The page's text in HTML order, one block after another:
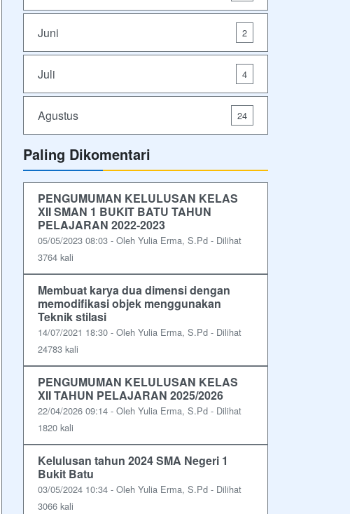
Juni 2
Juli 4
Agustus 24
Paling Dikomentari
PENGUMUMAN KELULUSAN KELAS
XII SMAN 1 BUKIT BATU TAHUN
PELAJARAN 2022-2023
05/05/2023 08:03 - Oleh Yulia Erma, S.Pd - Dilihat
3764 kali
Membuat karya dua dimensi dengan
memodifikasi objek menggunakan
Teknik stilasi
14/07/2021 18:30 - Oleh Yulia Erma, S.Pd - Dilihat
24783 kali
PENGUMUMAN KELULUSAN KELAS
XII TAHUN PELAJARAN 2025/2026
22/04/2026 09:14 - Oleh Yulia Erma, S.Pd - Dilihat
1820 kali
Kelulusan tahun 2024 SMA Negeri 1
Bukit Batu
03/05/2024 10:34 - Oleh Yulia Erma, S.Pd - Dilihat
3066 kali